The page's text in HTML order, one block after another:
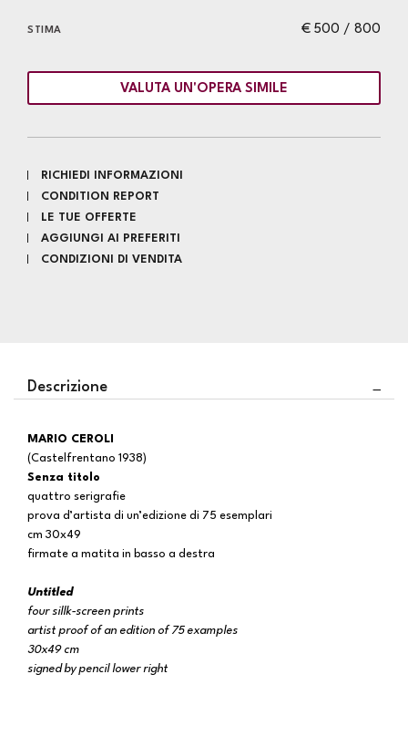
€ 500 / 800
STIMA
VALUTA UN'OPERA SIMILE
RICHIEDI INFORMAZIONI
CONDITION REPORT
LE TUE OFFERTE
AGGIUNGI AI PREFERITI
CONDIZIONI DI VENDITA
Descrizione
MARIO CEROLI
(Castelfrentano 1938)
Senza titolo
quattro serigrafie
prova d’artista di un’edizione di 75 esemplari
cm 30x49
firmate a matita in basso a destra
Untitled
four sillk-screen prints
artist proof of an edition of 75 examples
30x49 cm
signed by pencil lower right